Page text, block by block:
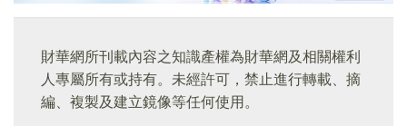
財華網所刊載內容之知識產權為財華網及相關權利
人專屬所有或持有。未經許可，禁止進行轉載、摘
編、複製及建立鏡像等任何使用。